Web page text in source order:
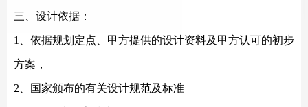
三、设计依据：
1、依据规划定点、甲方提供的设计资料及甲方认可的初步
方案，
2、国家颁布的有关设计规范及标准